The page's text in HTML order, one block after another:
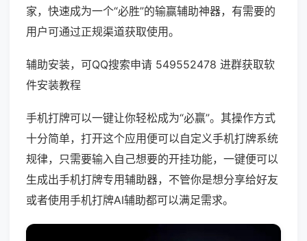
家，快速成为一个“必胜”的输赢辅助神器，有需要的
用户可通过正规渠道获取使用。
辅助安装，可QQ搜索申请 549552478 进群获取软
件安装教程
手机打牌可以一键让你轻松成为“必赢”。其操作方式
十分简单，打开这个应用便可以自定义手机打牌系统
规律，只需要输入自己想要的开挂功能，一键便可以
生成出手机打牌专用辅助器，不管你是想分享给好友
或者使用手机打牌AI辅助都可以满足需求。